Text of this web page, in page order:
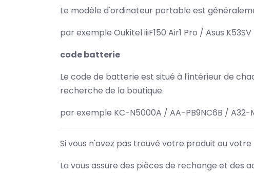
Le modèle d'ordinateur portable est
par exemple Oukitel iiiF150 Air1 Pro / Asus
code batterie
Le code de batterie est situé à l'intérieur de
recherche de la boutique.
par exemple KC-N5000A / AA-PB9NC6B / A32-
Si vous n'avez pas trouvé votre produit ou
La vous assure des pièces de rechange et des